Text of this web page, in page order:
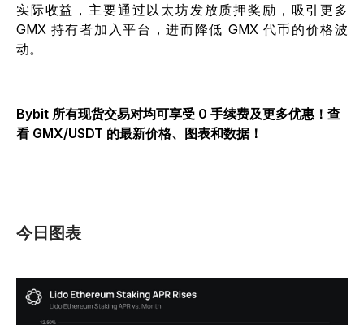
实际收益，主要通过以太坊发放质押奖励，吸引更多
GMX 持有者加入平台，进而降低 GMX 代币的价格波
动。
Bybit 所有现货交易对均可享受 0 手续费及更多优惠！查
看 GMX/USDT 的最新价格、图表和数据！
今日图表